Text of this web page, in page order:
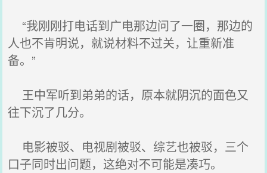
“我刚刚打电话到广电那边问了一圈，那边的
人也不肯明说，就说材料不过关，让重新准
备。”
王中军听到弟弟的话，原本就阴沉的面色又
往下沉了几分。
电影被驳、电视剧被驳、综艺也被驳，三个
口子同时出问题，这绝对不可能是凑巧。